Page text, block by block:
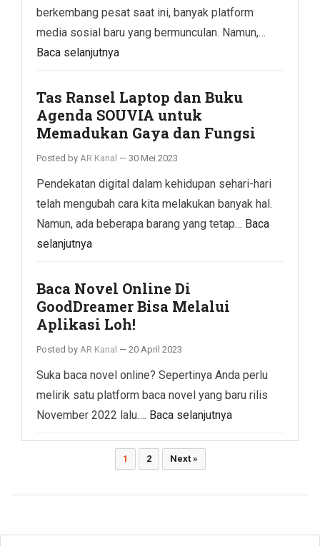
berkembang pesat saat ini, banyak platform
media sosial baru yang bermunculan. Namun,…
Baca selanjutnya
Tas Ransel Laptop dan Buku
Agenda SOUVIA untuk
Memadukan Gaya dan Fungsi
Posted by AR Kanal — 30 Mei 2023
Pendekatan digital dalam kehidupan sehari-hari
telah mengubah cara kita melakukan banyak hal.
Namun, ada beberapa barang yang tetap… Baca
selanjutnya
Baca Novel Online Di
GoodDreamer Bisa Melalui
Aplikasi Loh!
Posted by AR Kanal — 20 April 2023
Suka baca novel online? Sepertinya Anda perlu
melirik satu platform baca novel yang baru rilis
November 2022 lalu…. Baca selanjutnya
1 2 Next »